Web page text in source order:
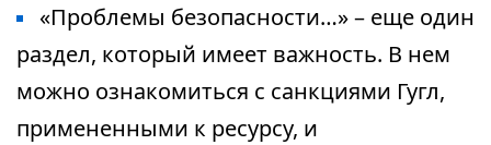
«Проблемы безопасности…» – еще один
раздел, который имеет важность. В нем
можно ознакомиться с санкциями Гугл,
примененными к ресурсу, и